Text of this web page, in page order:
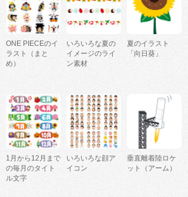
ONE PIECEのイ
ラスト（まと
め）
いろいろな夏の
イメージのライ
ン素材
夏のイラスト
「向日葵」
1月から12月まで
の毎月のタイト
ル文字
いろいろな顔ア
イコン
垂直離着陸ロケ
ット（アーム）